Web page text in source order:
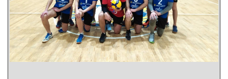
Беларусь", согласно которой исполкомы в
пределах своей компетенции в порядке,
установленном законодательством, осуществляют
контроль в области физической культуры и
спорта, а также проводят физкультурно-